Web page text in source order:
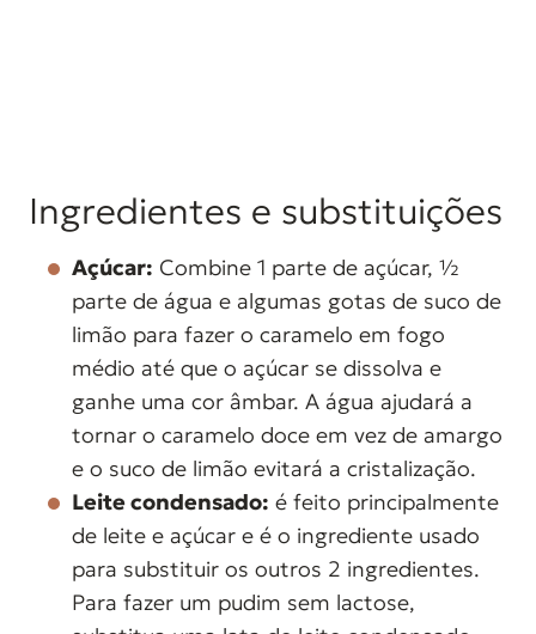
Ingredientes e substituições
Açúcar: Combine 1 parte de açúcar, ½
parte de água e algumas gotas de suco de
limão para fazer o caramelo em fogo
médio até que o açúcar se dissolva e
ganhe uma cor âmbar. A água ajudará a
tornar o caramelo doce em vez de amargo
e o suco de limão evitará a cristalização.
Leite condensado: é feito principalmente
de leite e açúcar e é o ingrediente usado
para substituir os outros 2 ingredientes.
Para fazer um pudim sem lactose,